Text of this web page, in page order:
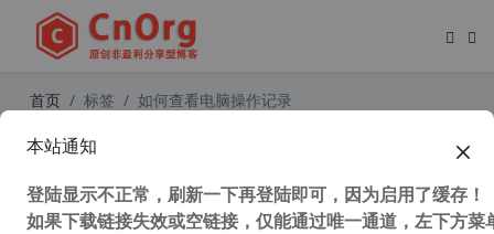
首页 标签 如何查看电脑操作记录
查看电脑操作记录和清除工具 ShellB
中文版
本站通知
登陆显示不正常，刷新一下再登陆即可，因为启用了缓存！
如果下载链接失效或空链接，仅能通过唯一通道，左下方菜